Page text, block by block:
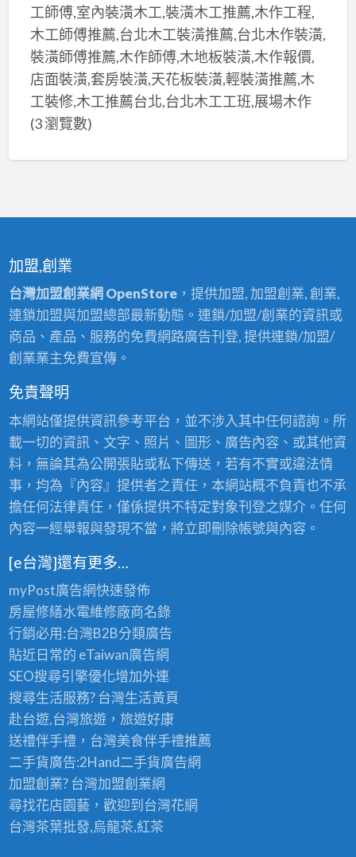
工師傅,室內裝潢木工,裝潢木工推薦,木作工程,
木工師傅推薦,台北木工裝潢推薦,台北木作裝潢,
裝潢師傅推薦,木作師傅,木地板裝潢,木作報價,
店面裝潢,套房裝潢,天花板裝潢,輕裝潢推薦,木
工裝修,木工推薦台北,台北木工工班,展場木作
(3 瀏覽數)
加盟,創業
台灣加盟創業網 OpenStore，提供加盟, 加盟創業, 創業,
連鎖加盟與加盟總部最新動態。連鎖/加盟/創業的資訊或
商品、產品、服務的免費網路廣告刊登, 提供連鎖/加盟/
創業業主免費宣傳。
免責聲明
本網站僅提供資訊參考平台，並不涉入其中任何諮詢。所
載一切的資訊、文字、照片、圖形、廣告內容、或其他資
料，無論其為公開張貼或私下傳送，若有不實或違法情
事，均為『內容』提供者之責任，本網站概不負責也不承
擔任何法律責任，僅係提供不特定對象刊登之媒介。任何
內容一經舉報與發現不當，將立即刪除帳號與內容。
[e台灣]還有更多…
myPost廣告網快速發佈
房屋修繕水電維修廠商名錄
行銷必用:台灣B2B分類廣告
貼近日常的 eTaiwan廣告網
SEO搜尋引擎優化增加外連
搜尋生活服務? 台灣生活黃頁
赴台遊,台灣旅遊，旅遊好康
送禮伴手禮，台灣美食伴手禮推薦
二手貨廣告:2Hand二手貨廣告網
加盟創業? 台灣加盟創業網
尋找花店園藝，歡迎到 台灣花網
台灣茶葉批發,烏龍茶,紅茶